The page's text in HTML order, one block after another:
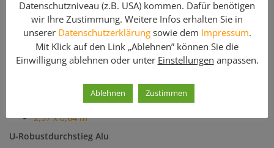
U-Robustdurchstieg / 2,07 x 0,61 m / Layher /
gebraucht
Sie suchen auch noch andere Durchstiege aus
unterschiedlichen Grundmaterialien für ihr Layher Gerüst?
Diese U-Durchstiege haben noch für Sie im Angebot:
U-Durchstieg Stahl
2,07 x 0,64 m
2,57 x 0,64 m
U-Robustdurchstieg Alu
Datenschutzniveau (z.B. USA) kommen. Dafür benötigen
wir Ihre Zustimmung. Weitere Infos erhalten Sie in
unserer Datenschutzerklärungsowie dem Impressum.
Mit Klick auf den Link „Ablehnen” können Sie die
Einwilligung ablehnen oder unter Einstellungen anpassen.
Ablehnen Zustimmen